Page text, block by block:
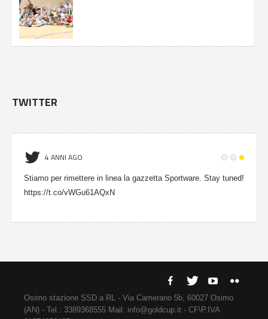
TWITTER
4 ANNI AGO
Stiamo per rimettere in linea la gazzetta Sportware. Stay tuned!
https://t.co/vWGu61AQxN
Osimo stazione SSD a RL - Via Camerano 5b, 60027 Osimo
(AN) - Tel.: 3389368555 Mail: info@goldcup.it - CF\P.IVA